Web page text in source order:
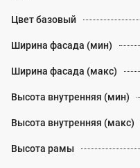
Цвет базовый
Ширина фасада (мин)
Ширина фасада (макс)
Высота внутренняя (мин)
Высота внутренняя (макс)
Высота рамы